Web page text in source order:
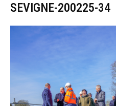
SEVIGNE-200225-34